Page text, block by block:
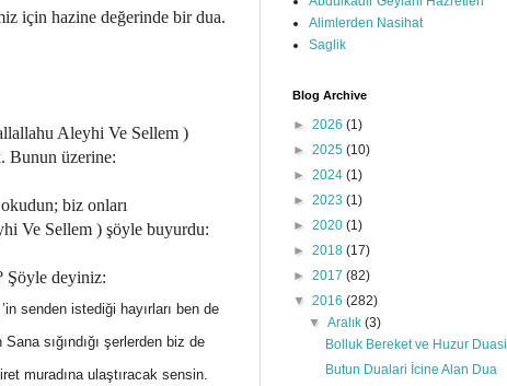
için hazine değerinde bir dua.
Aleyhi Ve Sellem )
Bunun üzerine:
biz onları
Ve Sellem ) şöyle buyurdu:
Şöyle deyiniz:
senden istediği hayırları ben de
sığındığı şerlerden biz de
muradına ulaştıracak sensin.
Alimlerden Nasihat
Saglik
Blog Archive
► 2026 (1)
► 2025 (10)
► 2024 (1)
► 2023 (1)
► 2020 (1)
► 2018 (17)
► 2017 (82)
▼ 2016 (282)
▼Aralık(3)
Bolluk Bereket ve Huzur Duasi
Butun Dualari İcine Alan Dua